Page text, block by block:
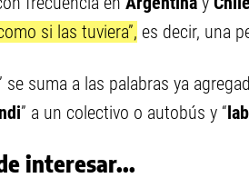
si las tuviera”, es decir, una
se suma a las palabras ya
” a un colectivo o autobús y “
interesar...